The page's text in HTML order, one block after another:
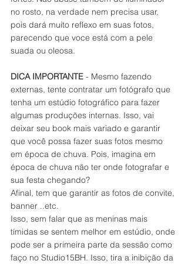
no rosto, na verdade nem precisa usar,
pois dará muito reflexo em suas fotos,
parecendo que voce está com a pele
suada ou oleosa.
DICA IMPORTANTE - Mesmo fazendo
externas, tente contratar um fotógrafo que
tenha um estúdio fotográfico para fazer
algumas produções internas. Isso, vai
deixar seu book mais variado e garantir
que você possa fazer suas fotos mesmo
em época de chuva. Pois, imagina em
época de chuva não ter onde fotografar e
sua festa chegando?
Afinal, tem que garantir as fotos de convite,
banner ..etc.
Isso, sem falar que as meninas mais
tímidas se sentem melhor em estúdio, onde
pode ser a primeira parte da sessão como
faço no Studio15BH. Isso, tira a inibição da